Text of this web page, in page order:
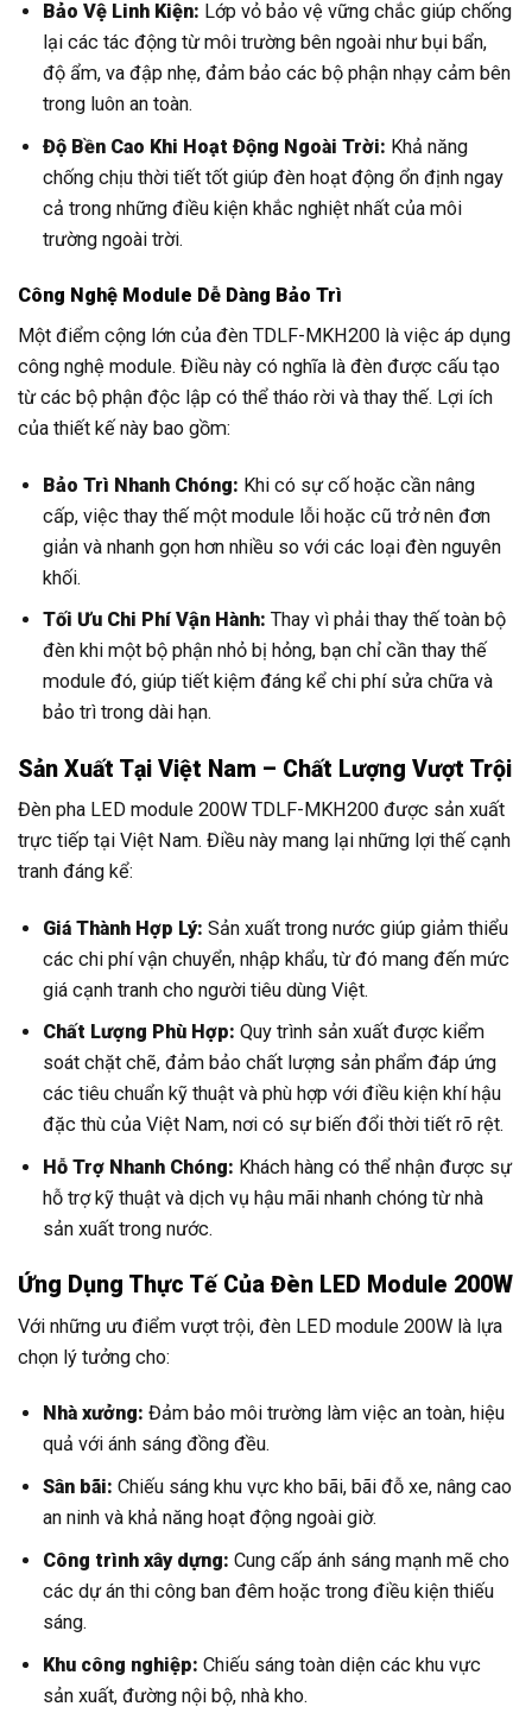
Bảo Vệ Linh Kiện: Lớp vỏ bảo vệ vững chắc giúp chống
lại các tác động từ môi trường bên ngoài như bụi bẩn,
độ ẩm, va đập nhẹ, đảm bảo các bộ phận nhạy cảm bên
trong luôn an toàn.
Độ Bền Cao Khi Hoạt Động Ngoài Trời: Khả năng
chống chịu thời tiết tốt giúp đèn hoạt động ổn định ngay
cả trong những điều kiện khắc nghiệt nhất của môi
trường ngoài trời.
Công Nghệ Module Dễ Dàng Bảo Trì
Một điểm cộng lớn của đèn TDLF-MKH200 là việc áp dụng
công nghệ module. Điều này có nghĩa là đèn được cấu tạo
từ các bộ phận độc lập có thể tháo rời và thay thế. Lợi ích
của thiết kế này bao gồm:
Bảo Trì Nhanh Chóng: Khi có sự cố hoặc cần nâng
cấp, việc thay thế một module lỗi hoặc cũ trở nên đơn
giản và nhanh gọn hơn nhiều so với các loại đèn nguyên
khối.
Tối Ưu Chi Phí Vận Hành: Thay vì phải thay thế toàn bộ
đèn khi một bộ phận nhỏ bị hỏng, bạn chỉ cần thay thế
module đó, giúp tiết kiệm đáng kể chi phí sửa chữa và
bảo trì trong dài hạn.
Sản Xuất Tại Việt Nam – Chất Lượng Vượt Trội
Đèn pha LED module 200W TDLF-MKH200 được sản xuất
trực tiếp tại Việt Nam. Điều này mang lại những lợi thế cạnh
tranh đáng kể:
Giá Thành Hợp Lý: Sản xuất trong nước giúp giảm thiểu
các chi phí vận chuyển, nhập khẩu, từ đó mang đến mức
giá cạnh tranh cho người tiêu dùng Việt.
Chất Lượng Phù Hợp: Quy trình sản xuất được kiểm
soát chặt chẽ, đảm bảo chất lượng sản phẩm đáp ứng
các tiêu chuẩn kỹ thuật và phù hợp với điều kiện khí hậu
đặc thù của Việt Nam, nơi có sự biến đổi thời tiết rõ rệt.
Hỗ Trợ Nhanh Chóng: Khách hàng có thể nhận được sự
hỗ trợ kỹ thuật và dịch vụ hậu mãi nhanh chóng từ nhà
sản xuất trong nước.
Ứng Dụng Thực Tế Của Đèn LED Module 200W
Với những ưu điểm vượt trội, đèn LED module 200W là lựa
chọn lý tưởng cho:
Nhà xưởng: Đảm bảo môi trường làm việc an toàn, hiệu
quả với ánh sáng đồng đều.
Sân bãi: Chiếu sáng khu vực kho bãi, bãi đỗ xe, nâng cao
an ninh và khả năng hoạt động ngoài giờ.
Công trình xây dựng: Cung cấp ánh sáng mạnh mẽ cho
các dự án thi công ban đêm hoặc trong điều kiện thiếu
sáng.
Khu công nghiệp: Chiếu sáng toàn diện các khu vực
sản xuất, đường nội bộ, nhà kho.